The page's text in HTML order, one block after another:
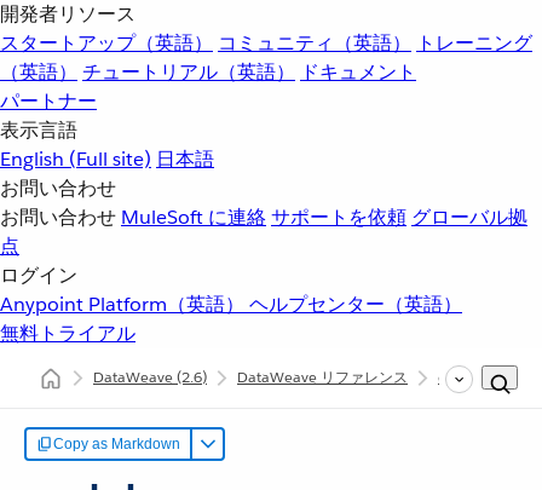
開発者リソース
スタートアップ（英語）
コミュニティ（英語）
トレーニング
（英語）
チュートリアル（英語）
ドキュメント
パートナー
表示言語
English (Full site) 日本語
お問い合わせ
お問い合わせ MuleSoft に連絡サポートを依頼 グローバル拠
点
ログイン
Anypoint Platform（英語） ヘルプセンター（英語）
無料トライアル
DataWeave(2.6) DataWeave リファレンス dw::Core
Copy as Markdown